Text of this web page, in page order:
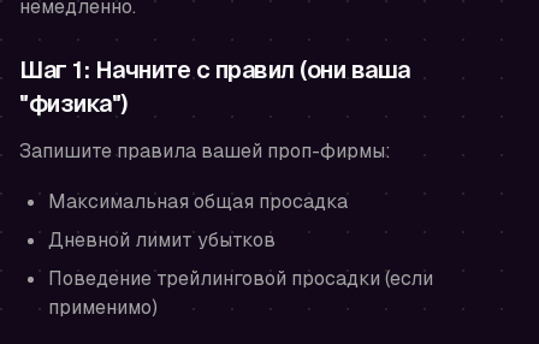
немедленно.
Шаг 1: Начните с правил (они ваша
"физика")
Запишите правила вашей проп-фирмы:
Максимальная общая просадка
Дневной лимит убытков
Поведение трейлинговой просадки (если
применимо)